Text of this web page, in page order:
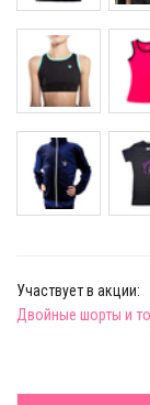
Участвует в акции:
Двойные шорты и